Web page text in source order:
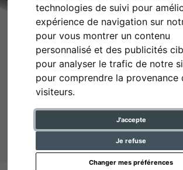
technologies de suivi pour
expérience de navigation sur
pour vous montrer un contenu
personnalisé et des publicités
pour analyser le trafic de notre
pour comprendre la provenance
visiteurs.
J'accepte
Je refuse
Changer mes préférences
Retour